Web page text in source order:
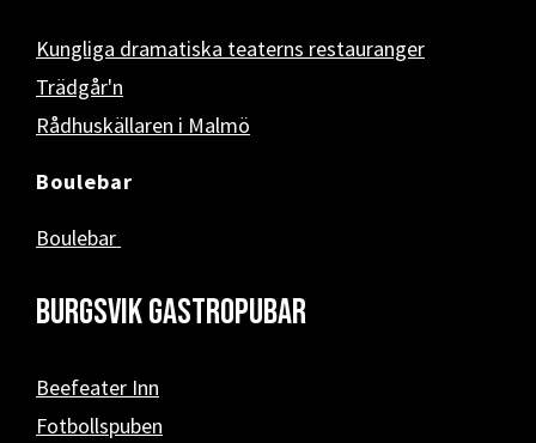
Kungliga dramatiska teaterns restauranger
Trädgår'n
Rådhuskällaren i Malmö
Boulebar
Boulebar
Burgsvik Gastropubar
Beefeater Inn
Fotbollspuben